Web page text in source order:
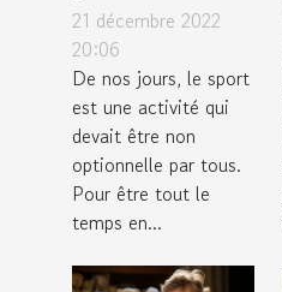
tapis de
course pliable
à moindre
coût ?
21 décembre 2022
20:06
De nos jours, le sport
est une activité qui
devait être non
optionnelle par tous.
Pour être tout le
temps en...